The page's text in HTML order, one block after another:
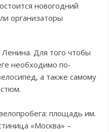
новогодний
организаторы
Ленина. Для того чтобы
необходимо по-
а также самому
площадь им.
«Москва» –